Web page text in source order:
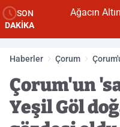
SON
DAKİKA
Ağacın
Haberler Çorum
Çorum'un
Yeşil Göl